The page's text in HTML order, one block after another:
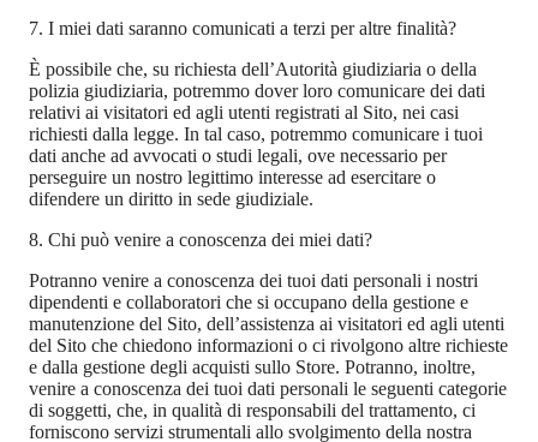
7. I miei dati saranno comunicati a terzi per altre finalità?
È possibile che, su richiesta dell’Autorità giudiziaria o della
polizia giudiziaria, potremmo dover loro comunicare dei dati
relativi ai visitatori ed agli utenti registrati al Sito, nei casi
richiesti dalla legge. In tal caso, potremmo comunicare i tuoi
dati anche ad avvocati o studi legali, ove necessario per
perseguire un nostro legittimo interesse ad esercitare o
difendere un diritto in sede giudiziale.
8. Chi può venire a conoscenza dei miei dati?
Potranno venire a conoscenza dei tuoi dati personali i nostri
dipendenti e collaboratori che si occupano della gestione e
manutenzione del Sito, dell’assistenza ai visitatori ed agli utenti
del Sito che chiedono informazioni o ci rivolgono altre richieste
e dalla gestione degli acquisti sullo Store. Potranno, inoltre,
venire a conoscenza dei tuoi dati personali le seguenti categorie
di soggetti, che, in qualità di responsabili del trattamento, ci
forniscono servizi strumentali allo svolgimento della nostra